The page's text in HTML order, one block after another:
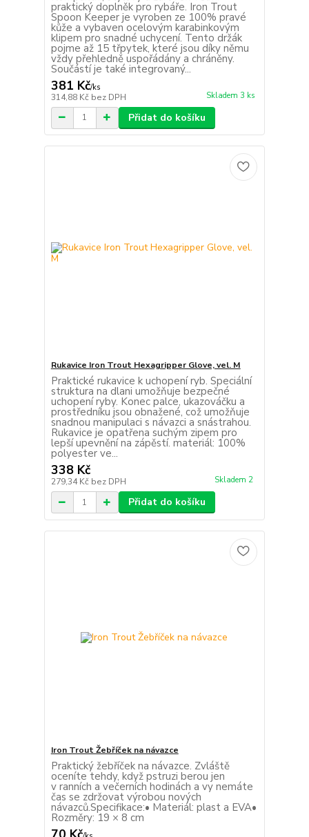
praktický doplněk pro rybáře. Iron Trout
Spoon Keeper je vyroben ze 100% pravé
kůže a vybaven ocelovým karabinkovým
klipem pro snadné uchycení. Tento držák
pojme až 15 třpytek, které jsou díky němu
vždy přehledně uspořádány a chráněny.
Součástí je také integrovaný...
381 Kč/ks
314,88 Kč bez DPH Skladem 3 ks
Přidat do košíku
Rukavice Iron Trout Hexagripper Glove, vel. M
Praktické rukavice k uchopení ryb. Speciální
struktura na dlani umožňuje bezpečné
uchopení ryby. Konec palce, ukazováčku a
prostředníku jsou obnažené, což umožňuje
snadnou manipulaci s návazci a snástrahou.
Rukavice je opatřena suchým zipem pro
lepší upevnění na zápěstí. materiál: 100%
polyester ve...
338 Kč
279,34 Kč bez DPH Skladem 2
Přidat do košíku
Iron Trout Žebříček na návazce
Praktický žebříček na návazce. Zvláště
oceníte tehdy, když pstruzi berou jen
v ranních a večerních hodinách a vy nemáte
čas se zdržovat výrobou nových
návazců.Specifikace:• Materiál: plast a EVA•
Rozměry: 19 × 8 cm